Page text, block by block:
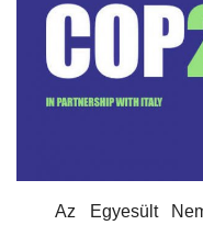
Kultúra
Történelem
Gazdaság
Az Egyesült